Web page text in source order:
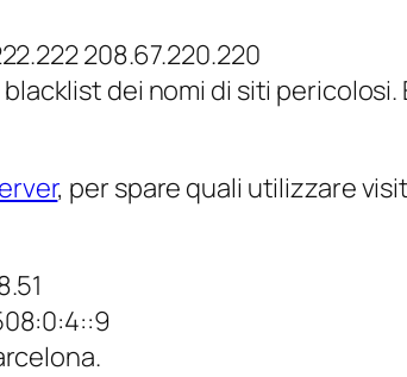
208.67.220.220
dei nomi di siti
, per spare quali utilizzare